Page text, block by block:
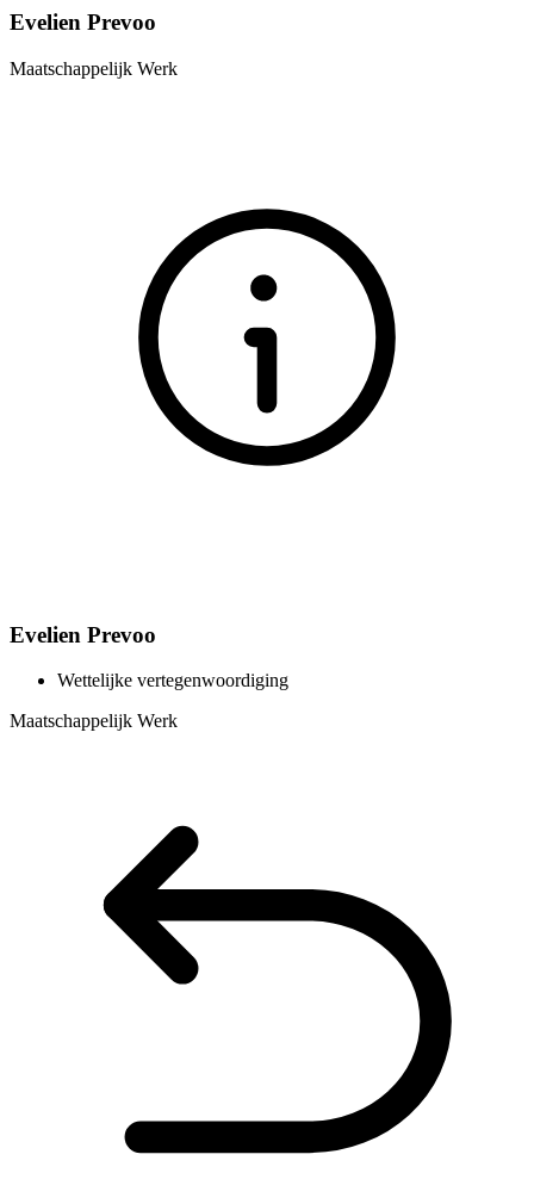
Evelien Prevoo
Maatschappelijk Werk
Evelien Prevoo
Wettelijke vertegenwoordiging
Maatschappelijk Werk